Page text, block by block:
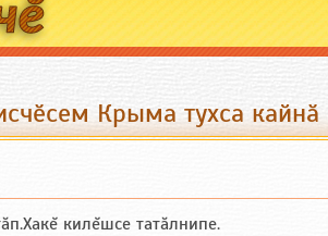
Крыма тухса кайнӑ
килĕшсе татăлнипе.